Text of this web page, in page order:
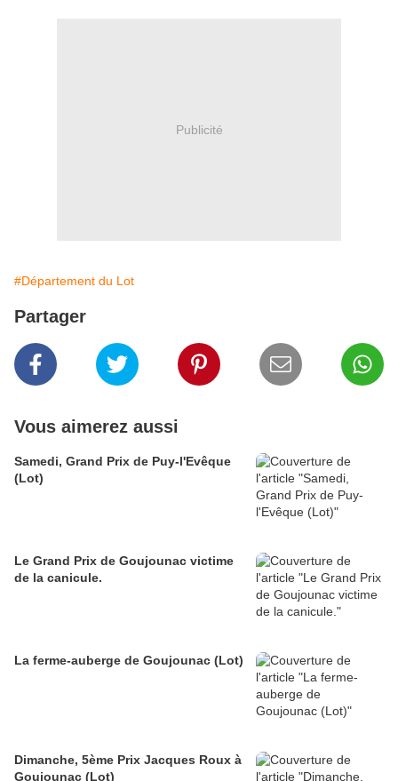
Publicité
#Département du Lot
Partager
Vous aimerez aussi
Samedi, Grand Prix de Puy-l'Evêque
(Lot)
Le Grand Prix de Goujounac victime
de la canicule.
La ferme-auberge de Goujounac (Lot)
Dimanche, 5ème Prix Jacques Roux à
Goujounac (Lot)